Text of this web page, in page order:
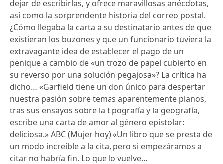
dejar de escribirlas, y ofrece maravillosas anécdotas,
así como la sorprendente historia del correo postal.
¿Cómo llegaba la carta a su destinatario antes de que
existieran los buzones y que un funcionario tuviera la
extravagante idea de establecer el pago de un
penique a cambio de «un trozo de papel cubierto en
su reverso por una solución pegajosa»? La crítica ha
dicho… «Garfield tiene un don único para despertar
nuestra pasión sobre temas aparentemente planos,
tras sus ensayos sobre la tipografía y la geografía,
escribe una carta de amor al género epistolar:
deliciosa.» ABC (Mujer hoy) «Un libro que se presta de
un modo increíble a la cita, pero si empezáramos a
citar no habría fin. Lo que lo vuelve…